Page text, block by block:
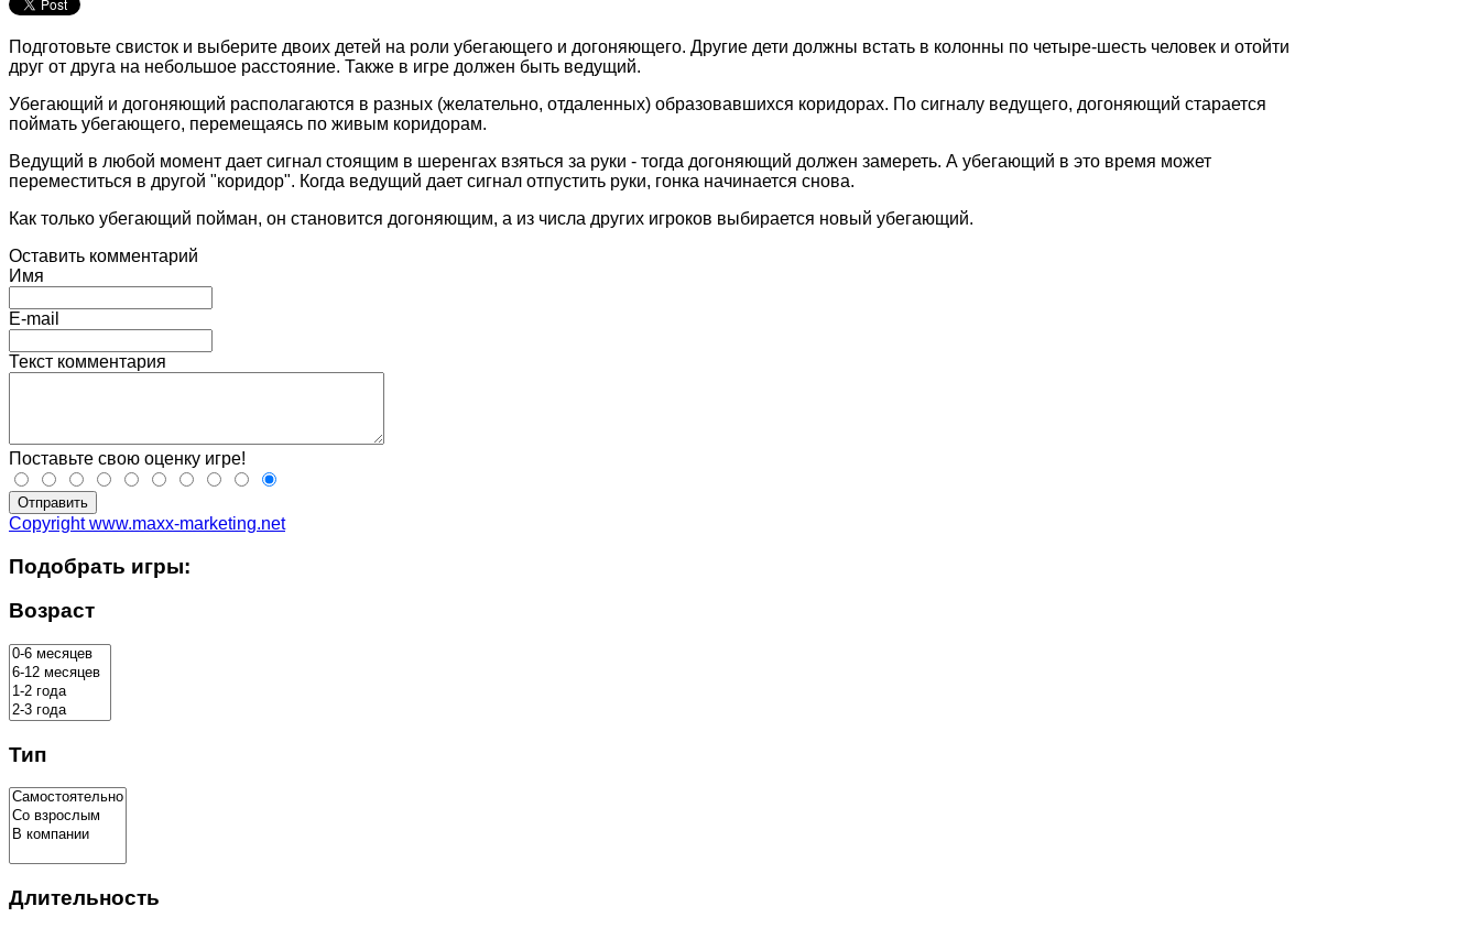
Подготовьте свисток и выберите двоих детей на роли убегающего и догоняющего. Другие дети должны встать в колонны по четыре-шесть человек и отойти
друг от друга на небольшое расстояние. Также в игре должен быть ведущий.
Убегающий и догоняющий располагаются в разных (желательно, отдаленных) образовавшихся коридорах. По сигналу ведущего, догоняющий старается
поймать убегающего, перемещаясь по живым коридорам.
Ведущий в любой момент дает сигнал стоящим в шеренгах взяться за руки - тогда догоняющий должен замереть. А убегающий в это время может
переместиться в другой "коридор". Когда ведущий дает сигнал отпустить руки, гонка начинается снова.
Как только убегающий пойман, он становится догоняющим, а из числа других игроков выбирается новый убегающий.
Оставить комментарий
Имя
E-mail
Текст комментария
Поставьте свою оценку игре!
Отправить
Copyright www.maxx-marketing.net
Подобрать игры:
Возраст
Тип
Длительность